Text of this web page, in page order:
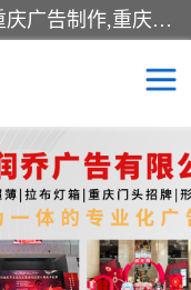
重庆润乔广告有限公司是一家集重庆广告制作,重庆标识标牌,亚克力发光字,led发光字,树脂发光字,超薄灯箱,拉布灯箱,吸塑灯箱,门头招牌,企业形象墙,写真喷绘,x展架,拉网展架,广告展架,条幅,锦旗设计,制作,施工,维护为一体的专业化广告公司.
类
墙类